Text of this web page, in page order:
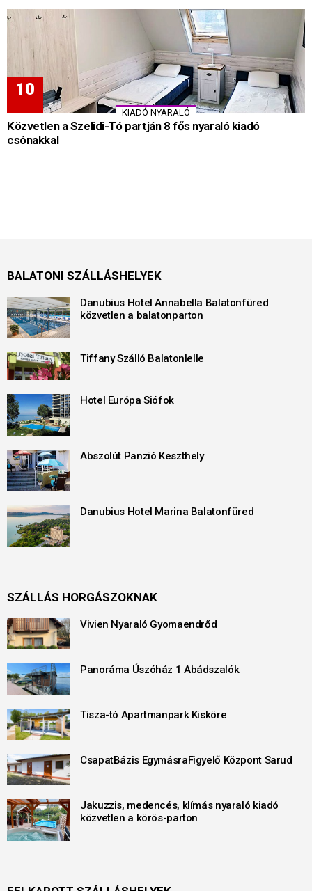
KIADÓ NYARALÓ
Közvetlen a Szelidi-Tó partján 8 fős nyaraló kiadó
csónakkal
BALATONI SZÁLLÁSHELYEK
Danubius Hotel Annabella Balatonfüred
közvetlen a balatonparton
Tiffany Szálló Balatonlelle
Hotel Európa Siófok
Abszolút Panzió Keszthely
Danubius Hotel Marina Balatonfüred
SZÁLLÁS HORGÁSZOKNAK
Vivien Nyaraló Gyomaendrőd
Panoráma Úszóház 1 Abádszalók
Tisza-tó Apartmanpark Kisköre
CsapatBázis EgymásraFigyelő Központ Sarud
Jakuzzis, medencés, klímás nyaraló kiadó
közvetlen a körös-parton